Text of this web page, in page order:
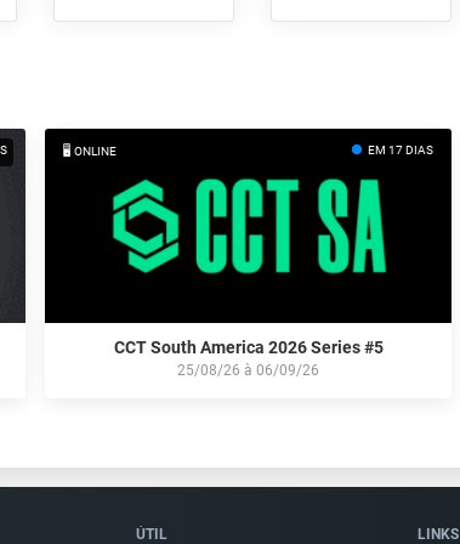
EM 17 DIAS
🖥️ ONLINE
CCT South America 2026 Series #5
25/08/26 à 06/09/26
ÚTIL LINKS